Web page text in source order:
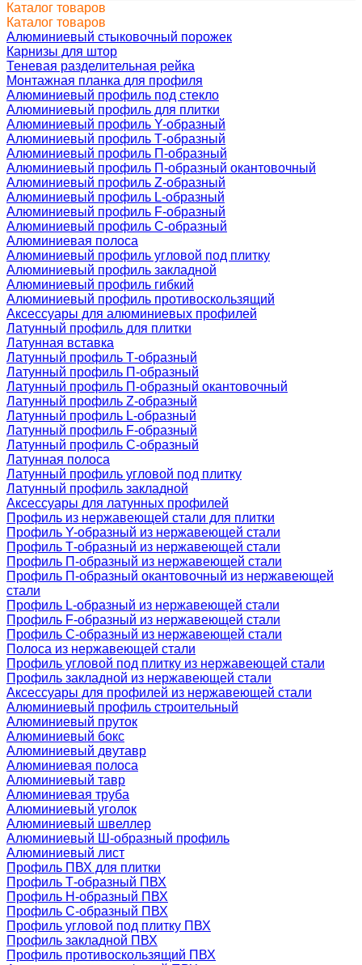
Каталог товаров
Каталог товаров
Алюминиевый стыковочный порожек
Карнизы для штор
Теневая разделительная рейка
Монтажная планка для профиля
Алюминиевый профиль под стекло
Алюминиевый профиль для плитки
Алюминиевый профиль Y-образный
Алюминиевый профиль Т-образный
Алюминиевый профиль П-образный
Алюминиевый профиль П-образный окантовочный
Алюминиевый профиль Z-образный
Алюминиевый профиль L-образный
Алюминиевый профиль F-образный
Алюминиевый профиль C-образный
Алюминиевая полоса
Алюминиевый профиль угловой под плитку
Алюминиевый профиль закладной
Алюминиевый профиль гибкий
Алюминиевый профиль противоскользящий
Аксессуары для алюминиевых профилей
Латунный профиль для плитки
Латунная вставка
Латунный профиль Т-образный
Латунный профиль П-образный
Латунный профиль П-образный окантовочный
Латунный профиль Z-образный
Латунный профиль L-образный
Латунный профиль F-образный
Латунный профиль C-образный
Латунная полоса
Латунный профиль угловой под плитку
Латунный профиль закладной
Аксессуары для латунных профилей
Профиль из нержавеющей стали для плитки
Профиль Y-образный из нержавеющей стали
Профиль Т-образный из нержавеющей стали
Профиль П-образный из нержавеющей стали
Профиль П-образный окантовочный из нержавеющей
стали
Профиль L-образный из нержавеющей стали
Профиль F-образный из нержавеющей стали
Профиль C-образный из нержавеющей стали
Полоса из нержавеющей стали
Профиль угловой под плитку из нержавеющей стали
Профиль закладной из нержавеющей стали
Аксессуары для профилей из нержавеющей стали
Алюминиевый профиль строительный
Алюминиевый пруток
Алюминиевый бокс
Алюминиевый двутавр
Алюминиевая полоса
Алюминиевый тавр
Алюминиевая труба
Алюминиевый уголок
Алюминиевый швеллер
Алюминиевый Ш-образный профиль
Алюминиевый лист
Профиль ПВХ для плитки
Профиль Т-образный ПВХ
Профиль H-образный ПВХ
Профиль C-образный ПВХ
Профиль угловой под плитку ПВХ
Профиль закладной ПВХ
Профиль противоскользящий ПВХ